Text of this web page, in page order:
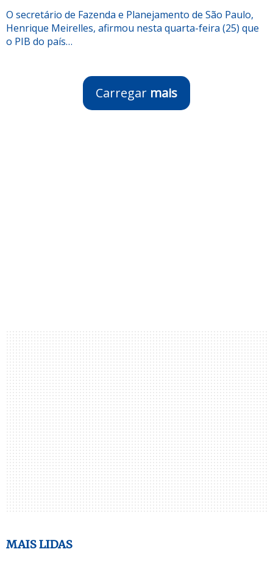
O secretário de Fazenda e Planejamento de São Paulo,
Henrique Meirelles, afirmou nesta quarta-feira (25) que
o PIB do país…
Carregar mais
MAIS LIDAS